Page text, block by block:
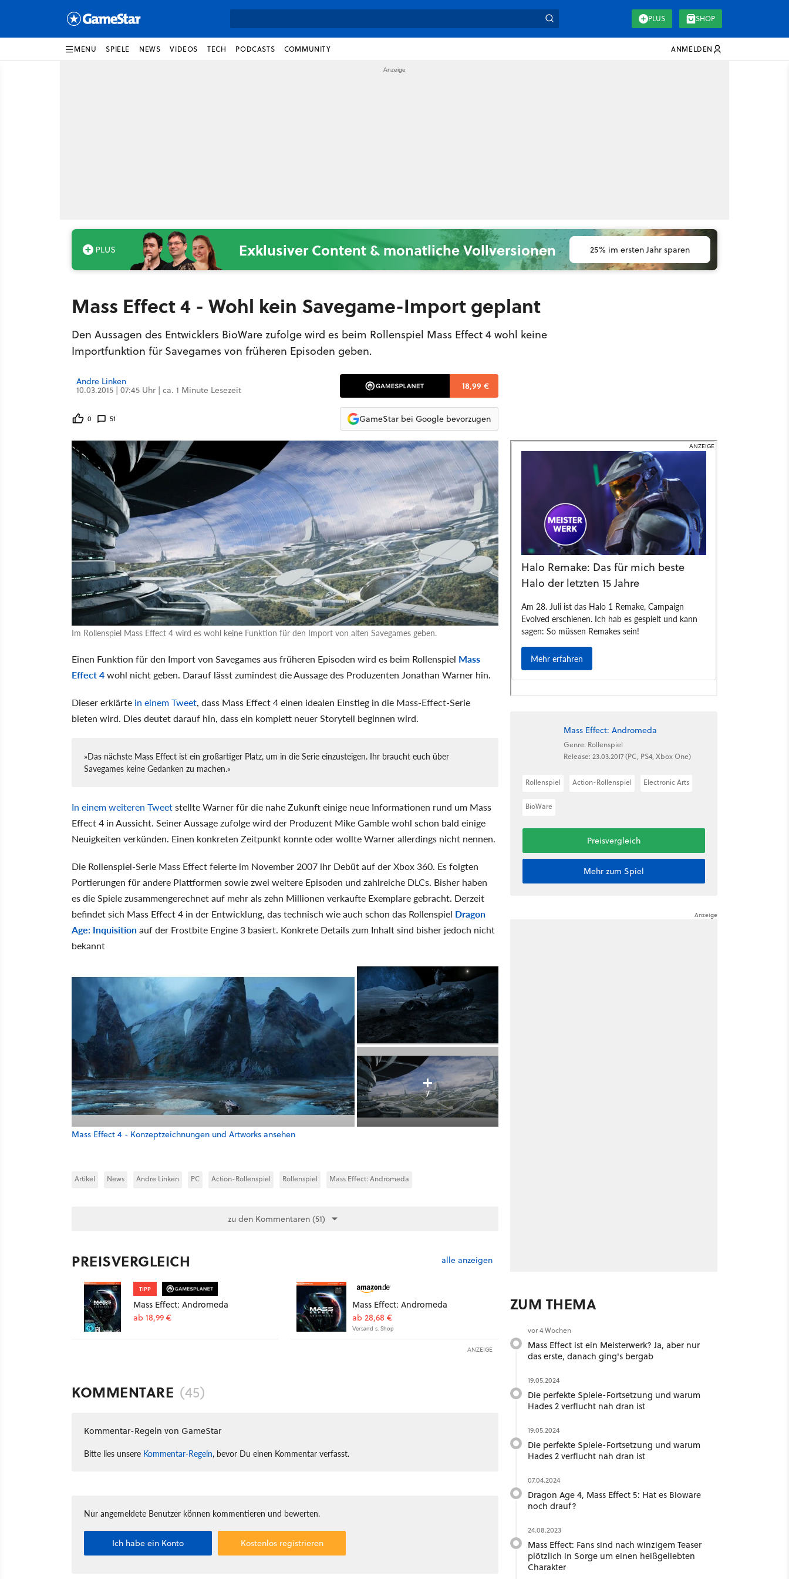
PLUS SHOP
MENU SPIELE NEWS VIDEOS TECH PODCASTS COMMUNITY ANMELDEN
Exklusiver Content & monatliche Vollversionen 25% im ersten Jahr sparen
Mass Effect 4 - Wohl kein Savegame-Import geplant
Den Aussagen des Entwicklers BioWare zufolge wird es beim Rollenspiel Mass Effect 4 wohl keine
Importfunktion für Savegames von früheren Episoden geben.
Andre Linken
10.03.2015 | 07:45 Uhr | ca. 1 Minute Lesezeit
0 51
18,99 €
GameStar bei Google bevorzugen
Im Rollenspiel Mass Effect 4 wird es wohl keine Funktion für den Import von alten Savegames geben.
Einen Funktion für den Import von Savegames aus früheren Episoden wird es beim Rollenspiel Mass
Effect 4wohl nicht geben. Darauf lässt zumindest die Aussage des Produzenten Jonathan Warner hin.
Dieser erklärte in einem Tweet, dass Mass Effect 4 einen idealen Einstieg in die Mass-Effect-Serie
bieten wird. Dies deutet darauf hin, dass ein komplett neuer Storyteil beginnen wird.
»Das nächste Mass Effect ist ein großartiger Platz, um in die Serie einzusteigen. Ihr braucht euch über
Savegames keine Gedanken zu machen.«
In einem weiteren Tweetstellte Warner für die nahe Zukunft einige neue Informationen rund um Mass
Effect 4 in Aussicht. Seiner Aussage zufolge wird der Produzent Mike Gamble wohl schon bald einige
Neuigkeiten verkünden. Einen konkreten Zeitpunkt konnte oder wollte Warner allerdings nicht nennen.
Die Rollenspiel-Serie Mass Effect feierte im November 2007 ihr Debüt auf der Xbox 360. Es folgten
Portierungen für andere Plattformen sowie zwei weitere Episoden und zahlreiche DLCs. Bisher haben
es die Spiele zusammengerechnet auf mehr als zehn Millionen verkaufte Exemplare gebracht. Derzeit
befindet sich Mass Effect 4 in der Entwicklung, das technisch wie auch schon das Rollenspiel Dragon
Age: Inquisitionauf der Frostbite Engine 3 basiert. Konkrete Details zum Inhalt sind bisher jedoch nicht
bekannt
7
Mass Effect 4 - Konzeptzeichnungen und Artworks ansehen
Artikel News Andre Linken PC Action-Rollenspiel Rollenspiel Mass Effect: Andromeda
zu den Kommentaren (51)
PREISVERGLEICH alle anzeigen
TIPP
Mass Effect: Andromeda
ab 18,99 €
Mass Effect: Andromeda
ab 28,68 €
Versand s. Shop
ANZEIGE
KOMMENTARE (45)
Kommentar-Regeln von GameStar
Bitte lies unsere Kommentar-Regeln, bevor Du einen Kommentar verfasst.
Nur angemeldete Benutzer können kommentieren und bewerten.
Ich habe ein Konto Kostenlos registrieren
Mass Effect: Andromeda
Genre: Rollenspiel
Release: 23.03.2017 (PC, PS4, Xbox One)
Rollenspiel Action-Rollenspiel Electronic Arts
BioWare
Preisvergleich
Mehr zum Spiel
ZUM THEMA
vor 4 Wochen
Mass Effect ist ein Meisterwerk? Ja, aber nur
das erste, danach ging's bergab
19.05.2024
Die perfekte Spiele-Fortsetzung und warum
Hades 2 verflucht nah dran ist
19.05.2024
Die perfekte Spiele-Fortsetzung und warum
Hades 2 verflucht nah dran ist
07.04.2024
Dragon Age 4, Mass Effect 5: Hat es Bioware
noch drauf?
24.08.2023
Mass Effect: Fans sind nach winzigem Teaser
plötzlich in Sorge um einen heißgeliebten
Charakter